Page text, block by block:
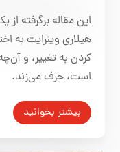
این مقاله برگرفته
هیلاری وینرایت به
کردن به تغییر، و
است، حرف می‌زند.
بیشتر بخوانید